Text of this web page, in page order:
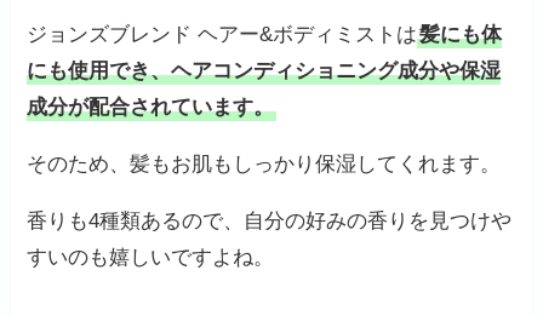
ジョンズブレンド ヘアー&ボディミストは髪にも体
にも使用でき、ヘアコンディショニング成分や保湿
成分が配合されています。
そのため、髪もお肌もしっかり保湿してくれます。
香りも4種類あるので、自分の好みの香りを見つけや
すいのも嬉しいですよね。